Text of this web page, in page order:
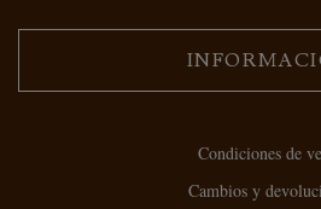
Condiciones de
Cambios y